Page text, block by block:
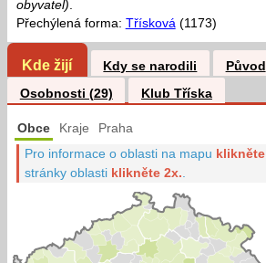
obyvatel).
Přechýlená forma: Třísková(1173)
Kde žijí Kdy se narodili
Původ
Osobnosti (29)
Klub Tříska
Obce Kraje Praha
Pro informace o oblasti na mapu klikněte
stránky oblasti klikněte 2x.